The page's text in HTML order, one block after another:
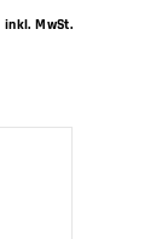
inkl. MwSt.